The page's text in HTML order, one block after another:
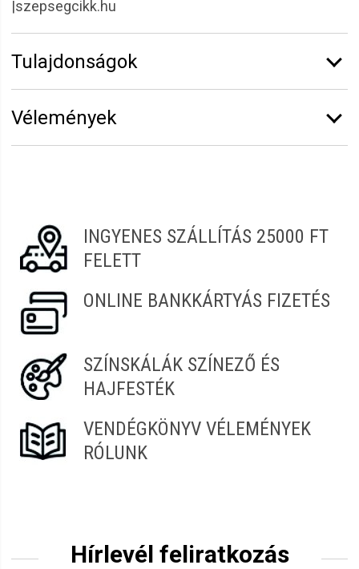
|szepsegcikk.hu
Tulajdonságok
Vélemények
INGYENES SZÁLLÍTÁS 25000 FT
FELETT
ONLINE BANKKÁRTYÁS FIZETÉS
SZÍNSKÁLÁK SZÍNEZŐ ÉS
HAJFESTÉK
VENDÉGKÖNYV VÉLEMÉNYEK
RÓLUNK
Hírlevél feliratkozás